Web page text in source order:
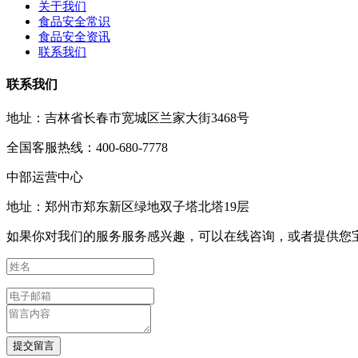
关于我们
食品安全常识
食品安全资讯
联系我们
联系我们
地址：吉林省长春市宽城区兰家大街3468号
全国客服热线：400-680-7778
中部运营中心
地址：郑州市郑东新区绿地双子塔北塔19层
如果你对我们的服务服务感兴趣，可以在线咨询，或者提供您
提交留言